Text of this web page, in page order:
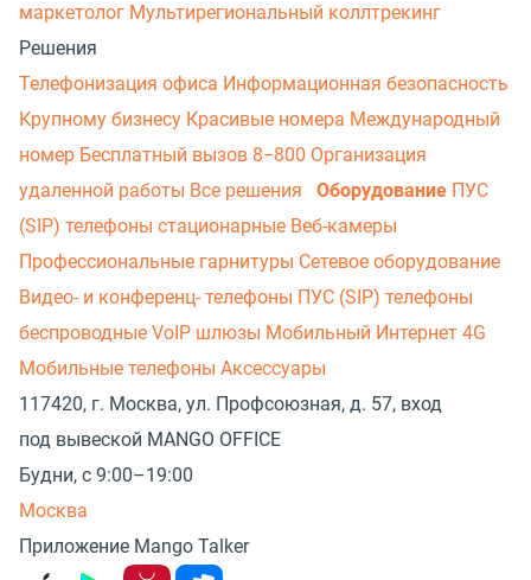
маркетолог Мультирегиональный коллтрекинг
Решения
Телефонизация офиса Информационная безопасность
Крупному бизнесу Красивые номера Международный
номер Бесплатный вызов 8−800 Организация
удаленной работы Все решения Оборудование ПУС
(SIP) телефоны стационарные Веб-камеры
Профессиональные гарнитуры Сетевое оборудование
Видео- и конференц- телефоны ПУС (SIP) телефоны
беспроводные VoIP шлюзы Мобильный Интернет 4G
Мобильные телефоны Аксессуары
117420, г. Москва, ул. Профсоюзная, д. 57, вход
под вывеской MANGO OFFICE
Будни, с 9:00–19:00
Москва
Приложение Mango Talker